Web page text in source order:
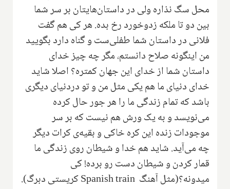
محل سگ نذاره ولی در داستان‌هایتان بر سر شما
بین دو تا ملکه زدوخورد رخ بده. هر کی هم گفت
فلانی در داستان شما طفلی‌ست و گناه دارد بگویید
من اینگونه صلاح دانستم، مگر چه چیز خدای
داستان شما از خدای این جهان کمتره؟ اصلا شاید
خدای دنیای ما هم یکی مثل من و تو دردنیای دیگری
باشد که تمام زندگی ما را هر جور حال کرده
می‌نویسد و به یک ورش هم نیست که بر سر
موجودات زنده این کره خاکی و بقیه‌ی کرات دیگر
چه می‌آید. شاید هم خدا و شیطان روی زندگی ما
قمار کردن و شیطان دست رو برده! کی
میدونه؟)مثل آهنگ Spanish trainکریستی دبرگ).